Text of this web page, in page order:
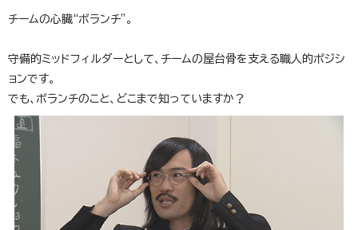
チームの心臓“ボランチ”。
守備的ミッドフィルダーとして、チームの屋台骨を支える職人的ポジシ
ョンです。
でも、ボランチのこと、どこまで知っていますか？